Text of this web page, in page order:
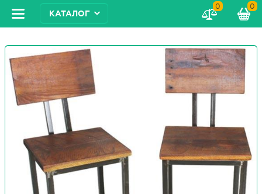
КАТАЛОГ
0 0